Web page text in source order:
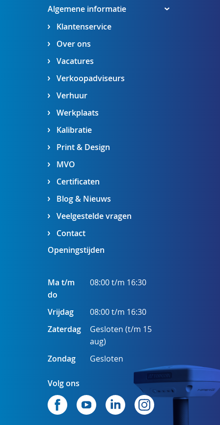
Algemene informatie
Klantenservice
Over ons
Vacatures
Verkoopadviseurs
Verhuur
Werkplaats
Kalibratie
Print & Design
MVO
Certificaten
Blog & Nieuws
Veelgestelde vragen
Contact
Openingstijden
Ma t/m
do
08:00 t/m 16:30
Vrijdag
08:00 t/m 16:30
Zaterdag
Gesloten (t/m 15
aug)
Zondag
Gesloten
Volg ons